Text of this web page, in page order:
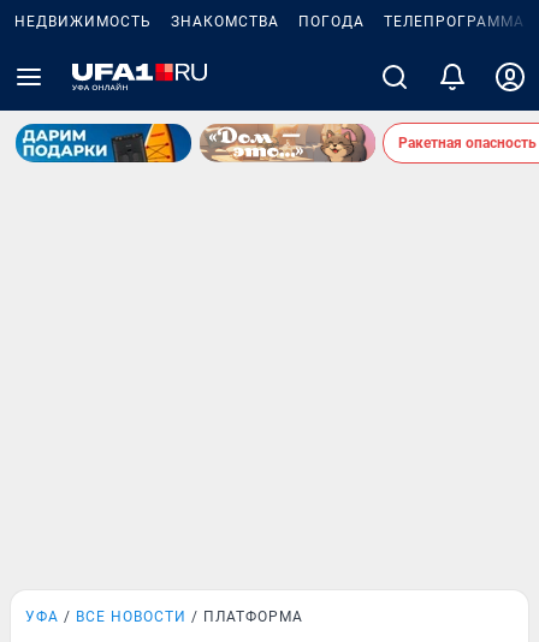
НЕДВИЖИМОСТЬ ЗНАКОМСТВА ПОГОДА ТЕЛЕПРОГРАММА
Ракетная
УФА ВСЕ НОВОСТИ ПЛАТФОРМА